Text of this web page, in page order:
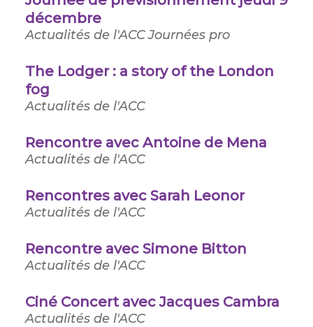
décembre
Actualités de l'ACCJournées pro
The Lodger : a story of the London
fog
Actualités de l'ACC
Rencontre avec Antoine de Mena
Actualités de l'ACC
Rencontres avec Sarah Leonor
Actualités de l'ACC
Rencontre avec Simone Bitton
Actualités de l'ACC
Ciné Concert avec Jacques Cambra
Actualités de l'ACC